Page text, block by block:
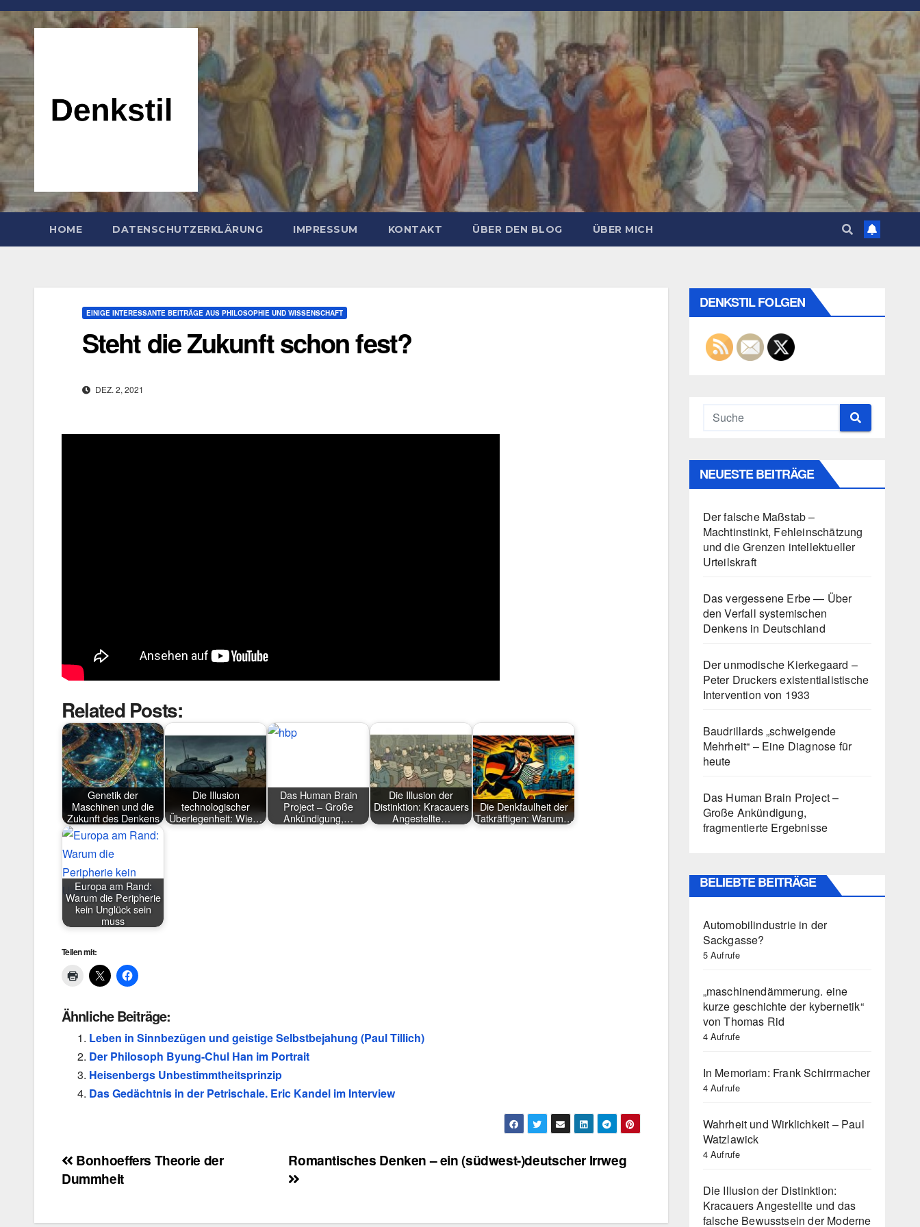
Zum
Inhalt
springen
HOME DATENSCHUTZERKLÄRUNG IMPRESSUM KONTAKT ÜBER DEN BLOG ÜBER MICH
EINIGE INTERESSANTE BEITRÄGE AUS PHILOSOPHIE UND WISSENSCHAFT
Steht die Zukunft schon fest?
DEZ. 2, 2021
Related Posts:
Genetik der
Maschinen und die
Zukunft des Denkens
Die Illusion
technologischer
Überlegenheit: Wie…
Das Human Brain
Project – Große
Ankündigung,…
Die Illusion der
Distinktion: Kracauers
Angestellte…
Die Denkfaulheit der
Tatkräftigen: Warum…
Europa am Rand:
Warum die Peripherie
kein Unglück sein
muss
Teilen mit:
Ähnliche Beiträge:
Leben in Sinnbezügen und geistige Selbstbejahung (Paul Tillich)
Der Philosoph Byung-Chul Han im Portrait
Heisenbergs Unbestimmtheitsprinzip
Das Gedächtnis in der Petrischale. Eric Kandel im Interview
Beitragsnavigation Romantisches Denken – ein (südwest-)deutscher Irrweg
Bonhoeffers Theorie der
Dummheit
DENKSTIL FOLGEN
NEUESTE BEITRÄGE
Der falsche Maßstab –
Machtinstinkt, Fehleinschätzung
und die Grenzen intellektueller
Urteilskraft
Das vergessene Erbe — Über
den Verfall systemischen
Denkens in Deutschland
Der unmodische Kierkegaard –
Peter Druckers existentialistische
Intervention von 1933
Baudrillards „schweigende
Mehrheit“ – Eine Diagnose für
heute
Das Human Brain Project –
Große Ankündigung,
fragmentierte Ergebnisse
BELIEBTE BEITRÄGE
Automobilindustrie in der
Sackgasse?
5 Aufrufe
„maschinendämmerung. eine
kurze geschichte der kybernetik“
von Thomas Rid
4 Aufrufe
In Memoriam: Frank Schirrmacher
4 Aufrufe
Wahrheit und Wirklichkeit – Paul
Watzlawick
4 Aufrufe
Die Illusion der Distinktion:
Kracauers Angestellte und das
falsche Bewusstsein der Moderne